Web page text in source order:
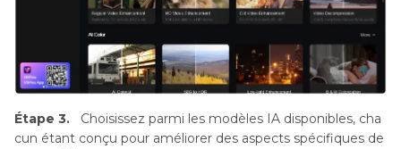
Étape 3.
Choisissez parmi les modèles IA disponibles, cha
cun étant conçu pour améliorer des aspects spécifiques de